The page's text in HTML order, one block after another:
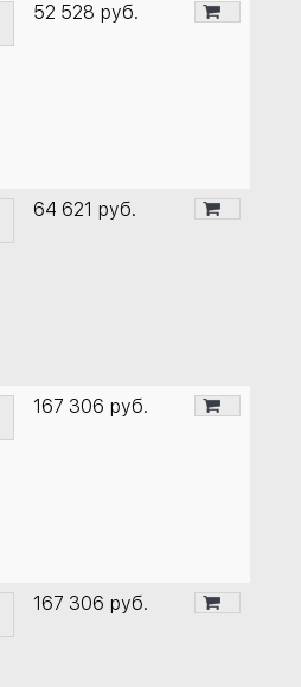
52 528 руб.
64 621 руб.
167 306 руб.
167 306 руб.